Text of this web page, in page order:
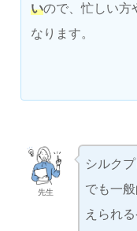
いので、忙しい方
なります。
先生
シルク
でも一
えられ